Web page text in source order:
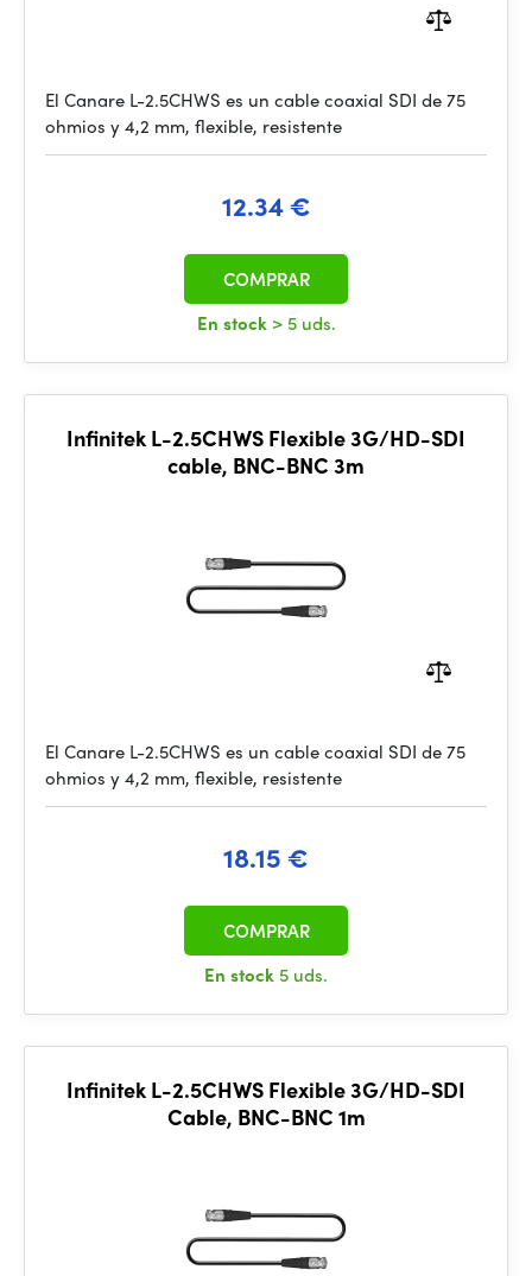
El Canare L-2.5CHWS es un cable coaxial SDI de 75
ohmios y 4,2 mm, flexible, resistente
12.34 €
En stock > 5 uds.
COMPRAR
Infinitek L-2.5CHWS Flexible 3G/HD-SDI
cable, BNC-BNC 3m
El Canare L-2.5CHWS es un cable coaxial SDI de 75
ohmios y 4,2 mm, flexible, resistente
18.15 €
En stock 5 uds.
COMPRAR
Infinitek L-2.5CHWS Flexible 3G/HD-SDI
Cable, BNC-BNC 1m